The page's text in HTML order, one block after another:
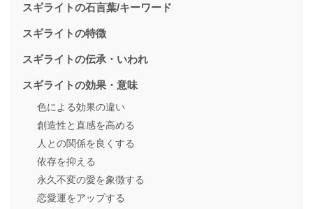
スギライトの石言葉/キーワード
スギライトの特徴
スギライトの伝承・いわれ
スギライトの効果・意味
色による効果の違い
創造性と直感を高める
人との関係を良くする
依存を抑える
永久不変の愛を象徴する
恋愛運をアップする